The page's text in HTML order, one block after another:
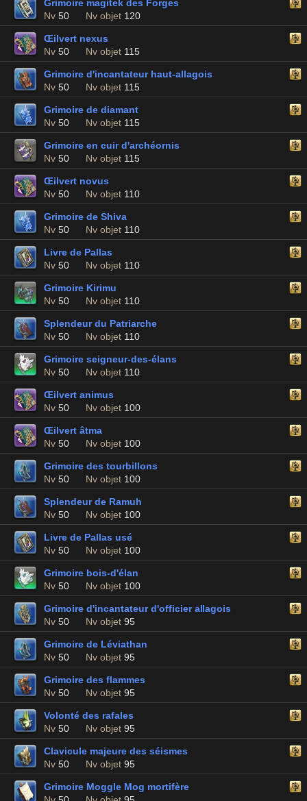
Grimoire magitek des Forges
Nv 50 Nv objet 120
Œilvert nexus
Nv 50 Nv objet 115
Grimoire d'incantateur haut-allagois
Nv 50 Nv objet 115
Grimoire de diamant
Nv 50 Nv objet 115
Grimoire en cuir d'archéornis
Nv 50 Nv objet 115
Œilvert novus
Nv 50 Nv objet 110
Grimoire de Shiva
Nv 50 Nv objet 110
Livre de Pallas
Nv 50 Nv objet 110
Grimoire Kirimu
Nv 50 Nv objet 110
Splendeur du Patriarche
Nv 50 Nv objet 110
Grimoire seigneur-des-élans
Nv 50 Nv objet 110
Œilvert animus
Nv 50 Nv objet 100
Œilvert âtma
Nv 50 Nv objet 100
Grimoire des tourbillons
Nv 50 Nv objet 100
Splendeur de Ramuh
Nv 50 Nv objet 100
Livre de Pallas usé
Nv 50 Nv objet 100
Grimoire bois-d'élan
Nv 50 Nv objet 100
Grimoire d'incantateur d'officier allagois
Nv 50 Nv objet 95
Grimoire de Léviathan
Nv 50 Nv objet 95
Grimoire des flammes
Nv 50 Nv objet 95
Volonté des rafales
Nv 50 Nv objet 95
Clavicule majeure des séismes
Nv 50 Nv objet 95
Grimoire Moggle Mog mortifère